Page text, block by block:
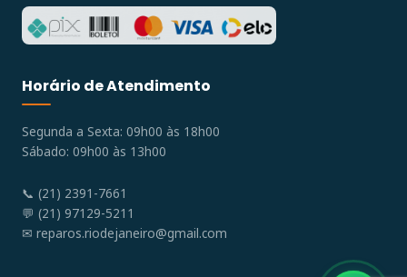
Horário de Atendimento
Segunda a Sexta: 09h00 às 18h00
Sábado: 09h00 às 13h00
📞 (21) 2391-7661
💬 (21) 97129-5211
✉ reparos.riodejaneiro@gmail.com